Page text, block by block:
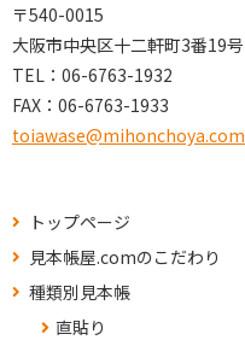
〒540-0015
大阪市中央区十二軒町3番19号
TEL： 06-6763-1932
FAX： 06-6763-1933
toiawase@mihonchoya.com
トップページ
見本帳屋.comのこだわり
種類別見本帳
直貼り